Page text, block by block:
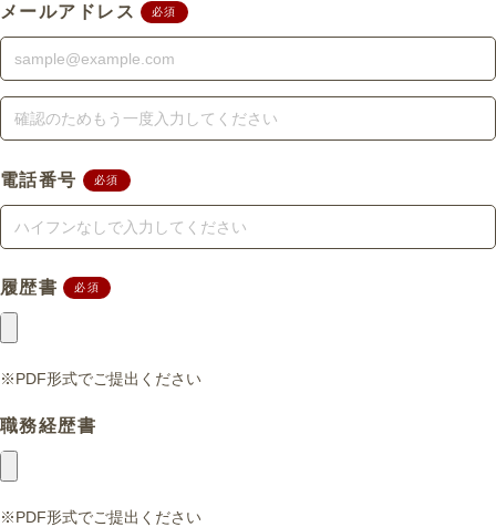
迎します。
★あなたの個性を尊重する職場です★
しさ」を尊重する、のびのびと働ける
職場環境です。
必須
メールアドレス
必須
電話番号
必須
履歴書
※PDF形式でご提出ください
職務経歴書
※PDF形式でご提出ください